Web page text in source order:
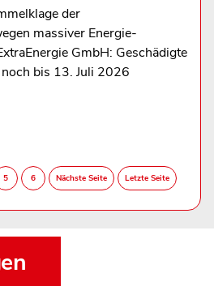
der
massiver Energie-
GmbH: Geschädigte
bis 13. Juli 2026